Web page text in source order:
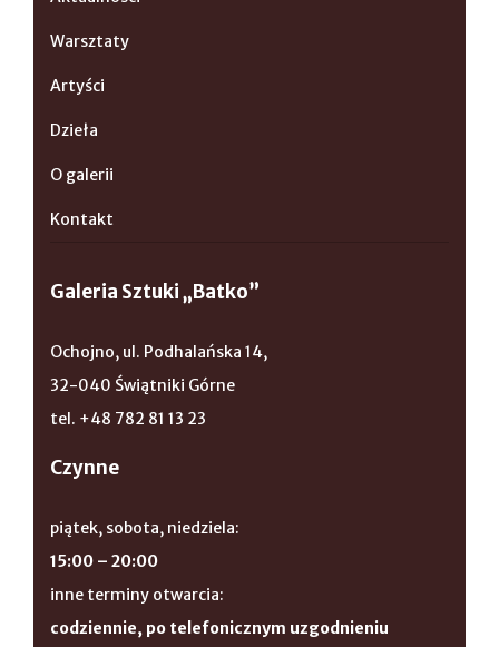
Warsztaty
Artyści
Dzieła
O galerii
Kontakt
Galeria Sztuki „Batko”
Ochojno, ul. Podhalańska 14,
32-040 Świątniki Górne
tel. +48 782 81 13 23
Czynne
piątek, sobota, niedziela:
15:00 – 20:00
inne terminy otwarcia:
codziennie, po telefonicznym uzgodnieniu